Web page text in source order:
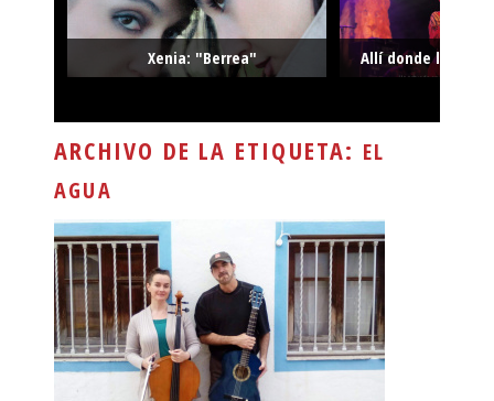
Xenia: "Berrea" Allí donde la
ARCHIVO DE LA ETIQUETA: EL
AGUA